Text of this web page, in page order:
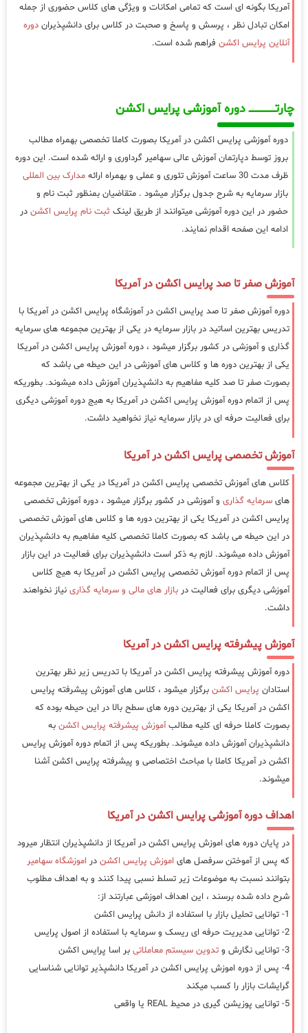
آمریکا بگونه ای است که تمامی امکانات و ویژگی های کلاس حضوری از جمله
امکان تبادل نظر ، پرسش و پاسخ و صحبت در کلاس برای دانشپذیران دوره
آنلاین پرایس اکشن فراهم شده است.
چارتـــــــــــــــــــ دوره آموزشی پرایس اکشن
دوره آموزشی پرایس اکشن در آمریکا بصورت کاملا تخصصی بهمراه مطالب
بروز توسط دپارتمان آموزش عالی سهامیر گرداوری و ارائه شده است. این دوره
ظرف مدت 30 ساعت آموزش تئوری و عملی و بهمراه ارائه
مدارک بین المللی
بازار سرمایه به شرح جدول برگزار میشود . متقاضیان بمنظور ثبت نام و
حضور در این دوره آموزشی میتوانند از طریق لینک ثبت نام پرایس اکشن در
ادامه این صفحه اقدام نمایند.
آموزش صفر تا صد پرایس اکشن در آمریکا
دوره آموزش صفر تا صد پرایس اکشن در آموزشگاه پرایس اکشن در آمریکا با
تدریس بهترین اساتید در بازار سرمایه در یکی از بهترین مجموعه های سرمایه
گذاری و آموزشی در کشور برگزار میشود ، دوره آموزش پرایس اکشن در آمریکا
یکی از بهترین دوره ها و کلاس های آموزشی در این حیطه می باشد که
بصورت صفر تا صد کلیه مفاهیم به دانشپذیران آموزش داده میشوند. بطوریکه
پس از اتمام دوره آموزش پرایس اکشن در آمریکا به هیج دوره آموزشی دیگری
برای فعالیت حرفه ای در بازار سرمایه نیاز نخواهید داشت.
آموزش تخصصی پرایس اکشن در آمریکا
کلاس های آموزش تخصصی پرایس اکشن در آمریکا در یکی از بهترین مجموعه
های سرمایه گذاری و آموزشی در کشور برگزار میشود ، دوره آموزش تخصصی
پرایس اکشن در آمریکا یکی از بهترین دوره ها و کلاس های آموزش تخصصی
در این حیطه می باشد که بصورت کاملا تخصصی کلیه مفاهیم به دانشپذیران
آموزش داده میشوند. لازم به ذکر است دانشپذیران برای فعالیت در این بازار
پس از اتمام دوره آموزش تخصصی پرایس اکشن در آمریکا به هیج کلاس
آموزشی دیگری برای فعالیت در بازار های مالی و سرمایه گذاری نیاز نخواهند
داشت.
آموزش پیشرفته پرایس اکشن در آمریکا
دوره آموزش پیشرفته پرایس اکشن در آمریکا با تدریس زیر نظر بهترین
استادان پرایس اکشن برگزار میشود ، کلاس های آموزش پیشرفته پرایس
اکشن در آمریکا یکی از بهترین دوره های سطح بالا در این حیطه بوده که
بصورت کاملا حرفه ای کلیه مطالبآموزش پیشرفته پرایس اکشن به
دانشپذیران آموزش داده میشوند. بطوریکه پس از اتمام دوره آموزش پرایس
اکشن در آمریکا کاملا با مباحث اختصاصی و پیشرفته پرایس اکشن آشنا
میشوند.
اهداف دوره آموزشی پرایس اکشن در آمریکا
در پایان دوره های اموزش پرایس اکشن در آمریکا از دانشپذیران انتظار میرود
که پس از آموختن سرفصل های اموزش پرایس اکشن در اموزشگاه سهامیر
بتوانند نسبت به موضوعات زیر تسلط نسبی پیدا کنند و به اهداف مطلوب
شرح داده شده برسند ، این اهداف اموزشی عبارتند از:
1- توانایی تحلیل بازار با استفاده از دانش پرایس اکشن
2- توانایی مدیریت حرفه ای ریسک و سرمایه با استفاده از اصول پرایس
3- توانایی نگارش و
تدوین سیستم معاملاتی بر اسا پرایس اکشن
4- پس از دوره اموزش پرایس اکشن در آمریکا دانشپذیر توانایی شناسایی
گرایشات بازار را کسب میکند
5- توانایی پوزیشن گیری در محیط REAL یا واقعی